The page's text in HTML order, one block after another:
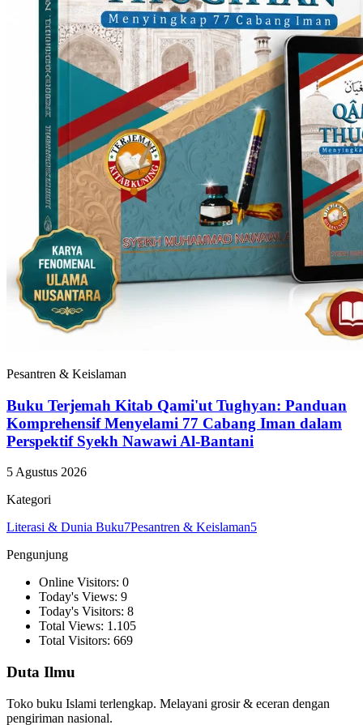
Pesantren & Keislaman
Buku Terjemah Kitab Qami'ut Tughyan: Panduan
Komprehensif Menyelami 77 Cabang Iman dalam
Perspektif Syekh Nawawi Al-Bantani
5 Agustus 2026
Kategori
Literasi & Dunia Buku7Pesantren & Keislaman5
Pengunjung
Online Visitors: 0
Today's Views: 9
Today's Visitors: 8
Total Views: 1.105
Total Visitors: 669
Duta Ilmu
Toko buku Islami terlengkap. Melayani grosir & eceran dengan
pengiriman nasional.